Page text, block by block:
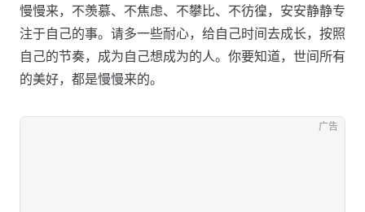
慢慢来，不羡慕、不焦虑、不攀比、不彷徨，安安静静专
注于自己的事。请多一些耐心，给自己时间去成长，按照
自己的节奏，成为自己想成为的人。你要知道，世间所有
的美好，都是慢慢来的。
广告